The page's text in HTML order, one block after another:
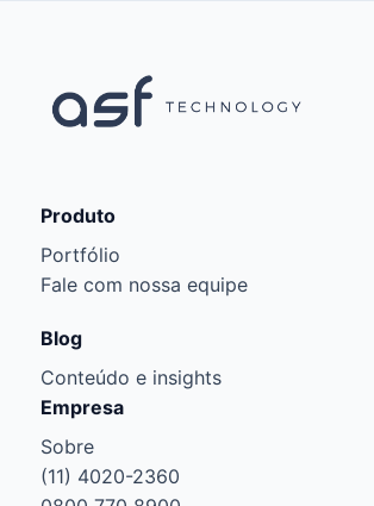
Produto
Portfólio
Fale com nossa equipe
Blog
Conteúdo e insights
Empresa
Sobre
(11) 4020-2360